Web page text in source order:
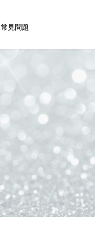
常見問題